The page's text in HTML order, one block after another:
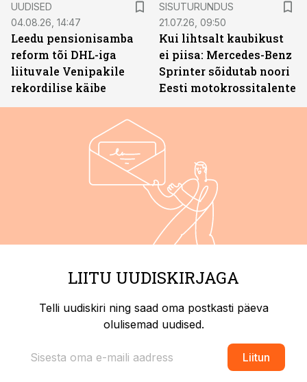
UUDISED
04.08.26, 14:47
Leedu pensionisamba
reform tõi DHL-iga
liituvale Venipakile
rekordilise käibe
SISUTURUNDUS
21.07.26, 09:50
Kui lihtsalt kaubikust
ei piisa: Mercedes-Benz
Sprinter sõidutab noori
Eesti motokrossitalente
LIITU UUDISKIRJAGA
Telli uudiskiri ning saad oma postkasti päeva
olulisemad uudised.
Liitun